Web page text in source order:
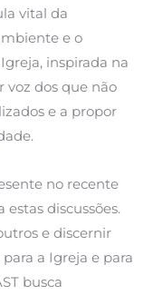
vital da
e o
inspirada na
voz dos que não
e a propor
no recente
discussões.
e discernir
a Igreja e para
busca